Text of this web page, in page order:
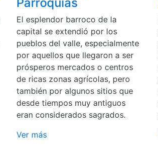
El esplendor barroco de la
capital se extendió por los
pueblos del valle, especialmente
por aquellos que llegaron a ser
prósperos mercados o centros
de ricas zonas agrícolas, pero
también por algunos sitios que
desde tiempos muy antiguos
eran considerados sagrados.
Ver más